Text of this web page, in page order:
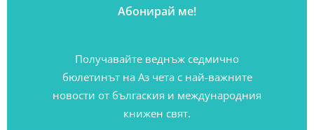
Получавайте веднъж седмично
бюлетинът на Аз чета с най-важните
новости от бългаския и международния
книжен свят.